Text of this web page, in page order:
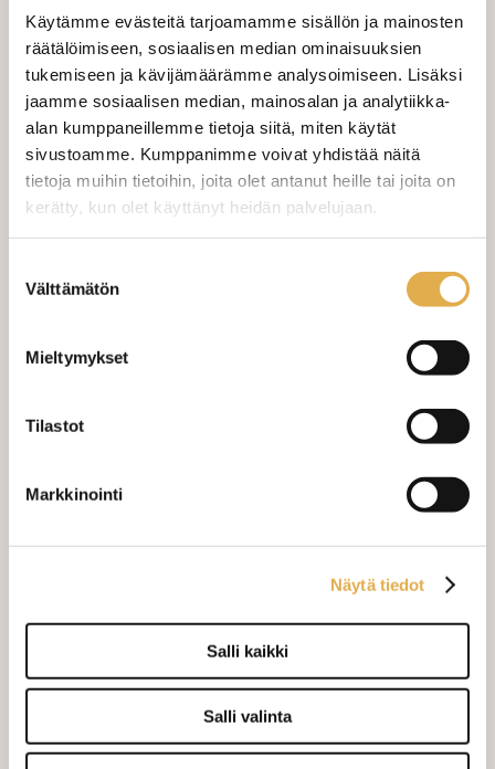
Käytämme evästeitä tarjoamamme sisällön ja mainosten
räätälöimiseen, sosiaalisen median ominaisuuksien
tukemiseen ja kävijämäärämme analysoimiseen. Lisäksi
jaamme sosiaalisen median, mainosalan ja analytiikka-
alan kumppaneillemme tietoja siitä, miten käytät
sivustoamme. Kumppanimme voivat yhdistää näitä
tietoja muihin tietoihin, joita olet antanut heille tai joita on
kerätty, kun olet käyttänyt heidän palvelujaan.
valinta
Välttämätön
Mieltymykset
Tilastot
Markkinointi
Näytä tiedot
Salli kaikki
Salli valinta
Tilaa näytepala kankaasta
Näytepalan hinta 1,50 €. Koko n. 10x10 cm.
Valitse mukaan ompelupalvelu
(sis. työn ja tarvikkeet)
VERHOJEN MÄÄRÄ:
Suoraverho leveys 150 cm + 22,00 €
+ 42,00 €
Sivupainot 2kpl + 4,00 €
+ 27,00 €
Mittausohje-sivultalöydät ohjeita
laskukaavion. Ompelutyön toimitusaika
on noin 1,5 viikkoa. Jos haluat
ommeltavan jotain muuta niin ota
yhteyttä kangaskeskus@elisanet.fi
Varastossa (20.0 m)